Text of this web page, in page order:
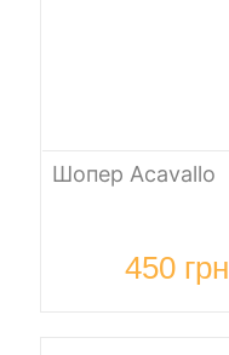
Шопер Acavallo
450 грн